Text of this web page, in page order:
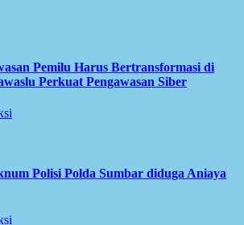
Pemilu Harus Bertransformasi di
Perkuat Pengawasan Siber
Polisi Polda Sumbar diduga Aniaya